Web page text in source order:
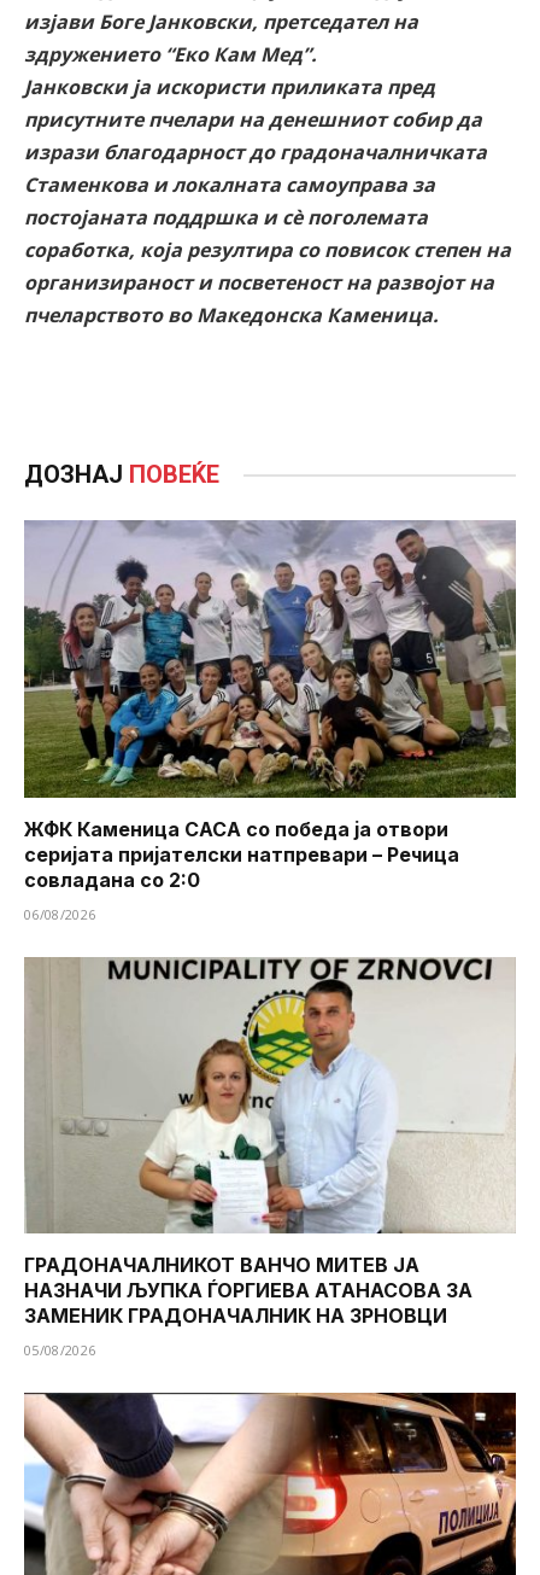
изјави Боге Јанковски, претседател на
здружението “Еко Кам Мед”.
Јанковски ја искористи приликата пред
присутните пчелари на денешниот собир да
изрази благодарност до градоначалничката
Стаменкова и локалната самоуправа за
постојаната поддршка и сѐ поголемата
соработка, која резултира со повисок степен на
организираност и посветеност на развојот на
пчеларството во Македонска Каменица.
ДОЗНАЈ ПОВЕЌЕ
ЖФК Каменица САСА со победа ја отвори
серијата пријателски натпревари – Речица
совладана со 2:0
06/08/2026
ГРАДОНАЧАЛНИКОТ ВАНЧО МИТЕВ ЈА
НАЗНАЧИ ЉУПКА ЃОРГИЕВА АТАНАСОВА ЗА
ЗАМЕНИК ГРАДОНАЧАЛНИК НА ЗРНОВЦИ
05/08/2026